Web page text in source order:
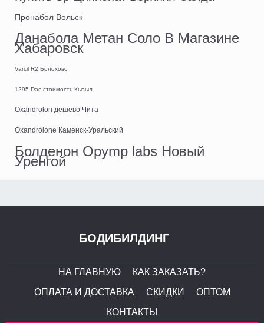
Пронабол Вольск
Данабола Метан Соло В Магазине
Хабаровск
Varcil R2 Болохово
1295 Dac стоимость Кызыл
Oxandrolon дешево Чита
Oxandrolone Каменск-Уральский
Болденон Opymp labs Новый
Уренгой
БОДИБИЛДИНГ
НА ГЛАВНУЮ
КАК ЗАКАЗАТЬ?
ОПЛАТА И ДОСТАВКА
СКИДКИ
ОПТОМ
КОНТАКТЫ